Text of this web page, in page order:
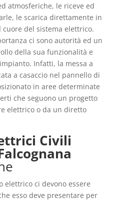
atmosferiche, le riceve ed
le scarica direttamente in
del sistema elettrico.
ci sono autorità ed un
della sua funzionalità e
Infatti, la messa a
a casaccio nel pannello di
in aree determinate
che seguono un progetto
elettrico o da un diretto
Civili
elettrico ci devono essere
esso deve presentare per